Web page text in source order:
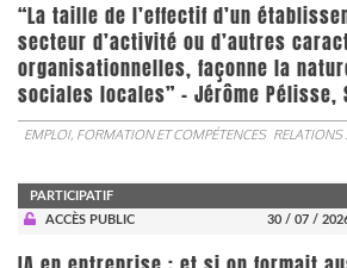
“La taille de l’effectif d’un
secteur d’activité ou d’autres
organisationnelles, façonne la
sociales locales” - Jérôme Pélisse,
EMPLOI, FORMATION ET COMPÉTENCES RELATIONS
PARTICIPATIF
ACCÈS PUBLIC
30 / 07 /